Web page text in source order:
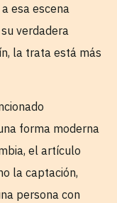
esa escena
verdadera
la trata está más
forma moderna
el artículo
la captación,
persona con